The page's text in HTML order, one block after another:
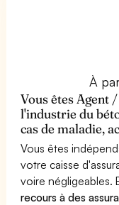
À
Vous êtes Agent
l'industrie du
cas de maladie,
Vous êtes
votre caisse
voire négligeables.
recours à des